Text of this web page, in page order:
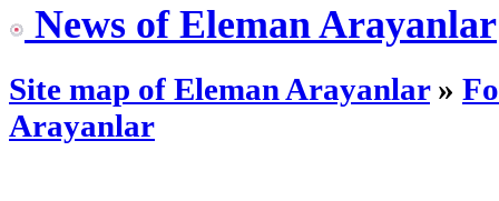
News of Eleman Arayanlar
Site map of Eleman Arayanlar »
Arayanlar